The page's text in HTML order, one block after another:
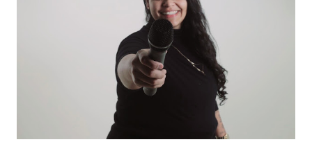
realização da Tonobooks e Instituto Cultura Viva, por meio da Lei de
Incentivo à Cultura Capixaba (LICC), da Secretaria de Cultura do
Espírito Santo (Secult-ES). Composta por jovens músicos de diversos
bairros da Grande Vitória, a Orquestra da Quebrada tem idealização e